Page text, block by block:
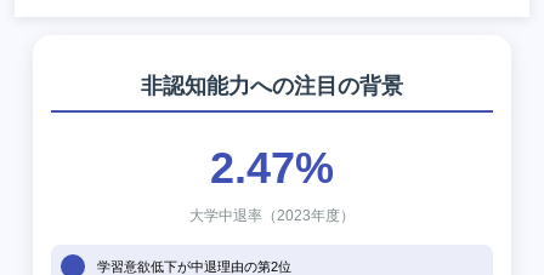
非認知能力への注目の背景
2.47%
大学中退率（2023年度）
学習意欲低下が中退理由の第2位